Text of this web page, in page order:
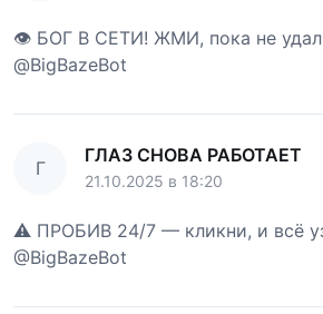
👁 БОГ В СЕТИ! ЖМИ, пока не
@BigBazeBot
Г
ГЛАЗ СНОВА РАБОТАЕТ
21.10.2025 в 18:20
⚠️ ПРОБИВ 24/7 — кликни, и всё
@BigBazeBot